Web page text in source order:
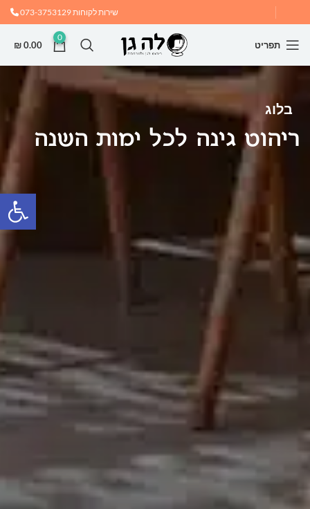
שירות לקוחות073-3753129
תפריט
0
₪0.00
בלוג
ריהוט גינה לכל ימות השנה